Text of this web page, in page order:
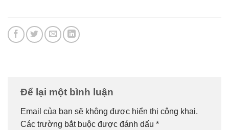
Để lại một bình luận
Email của bạn sẽ không được hiển thị công khai.
Các trường bắt buộc được đánh dấu *